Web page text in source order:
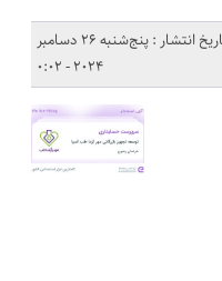
تاریخ انتشار : پنج‌شنبه 26 دسامبر
2024 - 0:02